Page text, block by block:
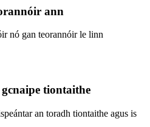
ann
nó gan teorannóir le linn
tiontaithe
an toradh tiontaithe agus is